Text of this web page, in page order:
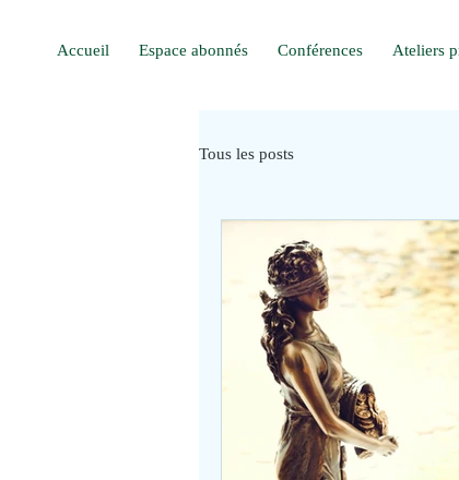
Accueil Espace abonnés Conférences Ateliers
Tous les posts